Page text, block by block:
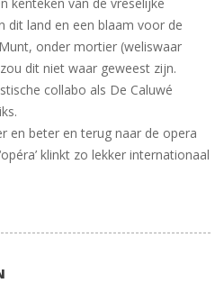
dit land en een blaam voor de
onder mortier (weliswaar
dit niet waar geweest zijn.
collabo als De Caluwé
en beter en terug naar de opera
klinkt zo lekker internationaal